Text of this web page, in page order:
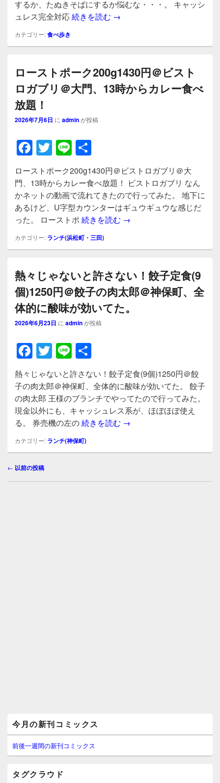
b
o
o
k
するか、たぬきそばにするか悩むな・・・。 キャッシ
ュレス完全対応続きを読む たぬきそば(L)990円＠たぬき
→
カテゴリー:食べ歩き
ローストポーク200g1430円＠ビスト
ロガブリ＠大門、13時からカレー食べ
放題！
2026年7月6日 に adminが投稿
F
a
c
e
b
o
o
k
T
wi
tt
er
Li
n
e
有
ローストポーク200g1430円＠ビストロガブリ＠大
門、13時からカレー食べ放題！ ビストロガブリ なん
かネットの動画で流れてきたので行ってみた。 地下に
あるけど、U字型カウンターはギュウギュウな感じだ
った。 ローストポ 続きを読む ローストポーク200g1430
→
カテゴリー: ランチ(浜松町・三田)
熱々じゃないと許さない！餃子定食(9
個)1250円＠餃子の肉太郎＠神保町、全
体的に酸味が効いてた。
2026年6月23日 に adminが投稿
F
a
c
e
b
o
o
k
T
wi
tt
er
Li
n
e
有
熱々じゃないと許さない！餃子定食(9個)1250円＠餃
子の肉太郎＠神保町、全体的に酸味が効いてた。 餃子
の肉太郎 王様のブランチでやってたので行ってみた。
現金以外にも、キャッシュレス系が、ほぼほぼ使え
る。 券売機の左の続きを読む 熱々じゃないと許さない
→
カテゴリー: ランチ(神保町)
投← 以前の投稿
イ
ン
サ
イ
今月の新刊コミックス
前後一週間の新刊コミックス
タグクラウド